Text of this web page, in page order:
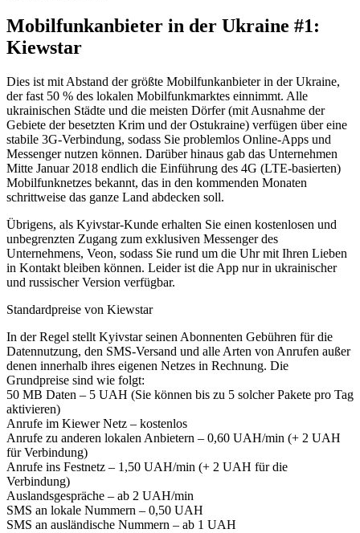
Mobilfunkanbieter in der Ukraine #1:
Kiewstar
Dies ist mit Abstand der größte Mobilfunkanbieter in der Ukraine,
der fast 50 % des lokalen Mobilfunkmarktes einnimmt. Alle
ukrainischen Städte und die meisten Dörfer (mit Ausnahme der
Gebiete der besetzten Krim und der Ostukraine) verfügen über eine
stabile 3G-Verbindung, sodass Sie problemlos Online-Apps und
Messenger nutzen können. Darüber hinaus gab das Unternehmen
Mitte Januar 2018 endlich die Einführung des 4G (LTE-basierten)
Mobilfunknetzes bekannt, das in den kommenden Monaten
schrittweise das ganze Land abdecken soll.
Übrigens, als Kyivstar-Kunde erhalten Sie einen kostenlosen und
unbegrenzten Zugang zum exklusiven Messenger des
Unternehmens, Veon, sodass Sie rund um die Uhr mit Ihren Lieben
in Kontakt bleiben können. Leider ist die App nur in ukrainischer
und russischer Version verfügbar.
Standardpreise von Kiewstar
In der Regel stellt Kyivstar seinen Abonnenten Gebühren für die
Datennutzung, den SMS-Versand und alle Arten von Anrufen außer
denen innerhalb ihres eigenen Netzes in Rechnung. Die
Grundpreise sind wie folgt:
50 MB Daten – 5 UAH (Sie können bis zu 5 solcher Pakete pro Tag
aktivieren)
Anrufe im Kiewer Netz – kostenlos
Anrufe zu anderen lokalen Anbietern – 0,60 UAH/min (+ 2 UAH
für Verbindung)
Anrufe ins Festnetz – 1,50 UAH/min (+ 2 UAH für die
Verbindung)
Auslandsgespräche – ab 2 UAH/min
SMS an lokale Nummern – 0,50 UAH
SMS an ausländische Nummern – ab 1 UAH